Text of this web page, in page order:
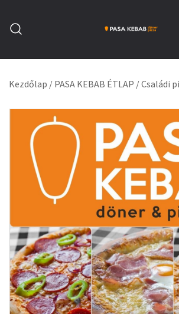
content
Kezdőlap / PASA KEBAB ÉTLAP /Családi